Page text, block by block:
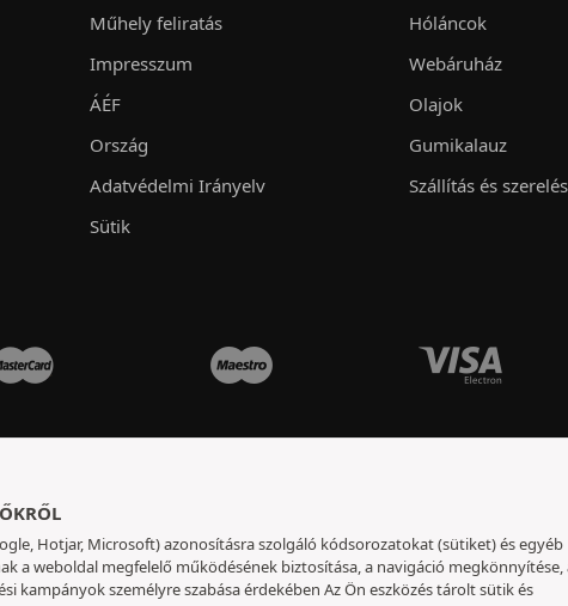
Műhely feliratás
Impresszum
ÁÉF
Ország
Adatvédelmi Irányelv
Sütik
Hóláncok
Webáruház
Olajok
Gumikalauz
Szállítás és szerelés
Hotjar, Microsoft) azonosításra szolgáló kódsorozatokat (sütiket) és egyéb
a weboldal megfelelő működésének biztosítása, a navigáció megkönnyítése,
kampányok személyre szabása érdekében Az Ön eszközés tárolt sütik és